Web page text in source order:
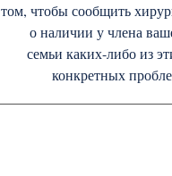
том, чтобы сообщить
о наличии у члена
семьи каких-либо из
конкретных